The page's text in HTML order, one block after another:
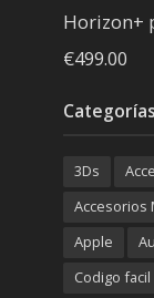
Horizon+
El
original
era:
€699.00.
€499.00El
es:
Categorías
3Ds
Accesorios
Apple
Codigo facil